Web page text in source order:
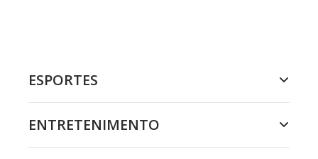
ESPORTES
ENTRETENIMENTO